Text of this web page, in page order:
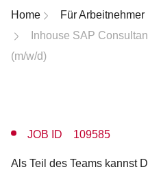
Breadcrumb-Navigation
Home
Für Arbeitnehmer
Inhouse SAP
(m/w/d)
JOB ID 109585
Als Teil des Teams kannst